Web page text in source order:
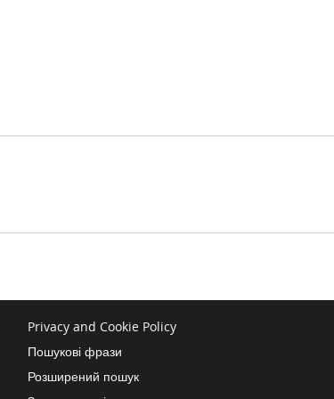
Privacy and Cookie Policy
Пошукові фрази
Розширений пошук